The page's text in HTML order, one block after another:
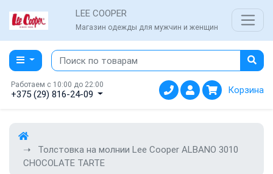
LEE COOPER
Магазин одежды для мужчин и женщин
Работаем с 10:00 до 22:00
+375 (29) 816-24-09 Корзина
Толстовка на молнии Lee Cooper ALBANO 3010
CHOCOLATE TARTE